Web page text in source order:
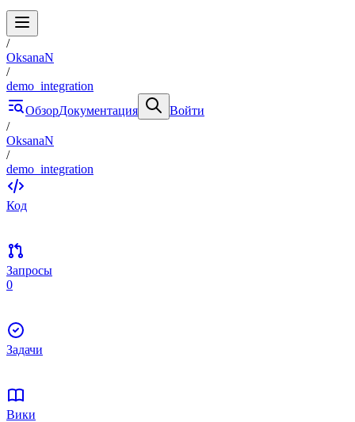
/
OksanaN
/
demo_integration
ОбзорДокументация
Войти
/
OksanaN
/
demo_integration
Код
Запросы
0
Задачи
Вики